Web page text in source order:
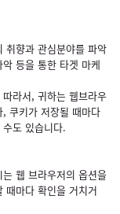
취향과 관심분야를 파악
등을 통한 타겟 마케
라서, 귀하는 웹브라우
쿠키가 저장될 때마다
도 있습니다.
웹 브라우저의 옵션을
때마다 확인을 거치거